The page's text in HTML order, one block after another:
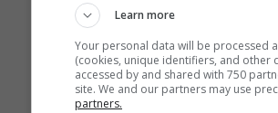
conform
Prin
de
Learn more
Your personal data will be processed
(cookies, unique identifiers, and other
accessed by and shared with 750
site. We and our partners may use
partners.